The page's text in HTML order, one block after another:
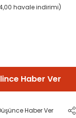
havale indirimi)
Haber Ver
Haber Ver